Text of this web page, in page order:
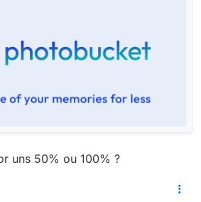
uns 50% ou 100% ?